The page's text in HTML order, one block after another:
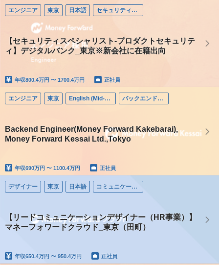
エンジニア 東京 日本語 セキュリティエンジニア
【セキュリティスペシャリスト-プロダクトセキュリテ
ィ】デジタルバンク_東京※新会社に在籍出向
年収800.4万円 〜 1700.4万円 正社員
エンジニア 東京 English (Mid-career) バックエンドエンジニア
Backend Engineer(Money Forward Kakebarai),
Money Forward Kessai Ltd.,Tokyo
年収690万円 〜 1100.4万円 正社員
デザイナー 東京 日本語 コミュニケーションデザイナー
【リードコミュニケーションデザイナー（HR事業）】
マネーフォワードクラウド_東京（田町）
年収650.4万円 〜 950.4万円 正社員